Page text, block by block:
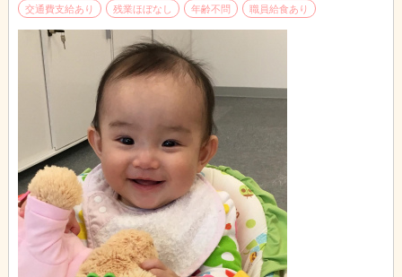
交通費支給あり
残業ほぼなし 年齢不問 職員給食あり